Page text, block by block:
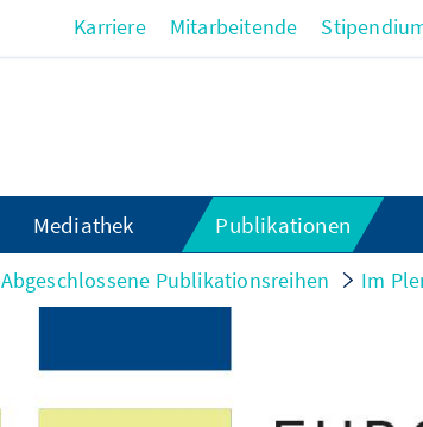
Karriere Mitarbeitende
Mediathek Publikationen
Abgeschlossene Publikationsreihen Im